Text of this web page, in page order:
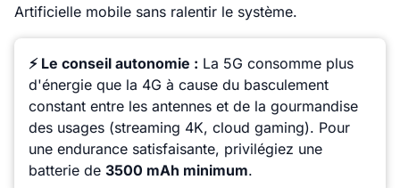
Artificielle mobile sans ralentir le système.
⚡ Le conseil autonomie : La 5G consomme plus
d'énergie que la 4G à cause du basculement
constant entre les antennes et de la gourmandise
des usages (streaming 4K, cloud gaming). Pour
une endurance satisfaisante, privilégiez une
batterie de 3500 mAh minimum.